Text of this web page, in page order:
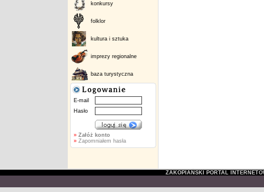
konkursy
folklor
kultura i sztuka
imprezy regionalne
baza turystyczna
E-mail
Hasło
» Załóż konto
»Zapomniałem hasła
ZAKOPIAŃSKI PORTAL